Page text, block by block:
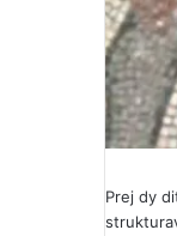
Prej dy